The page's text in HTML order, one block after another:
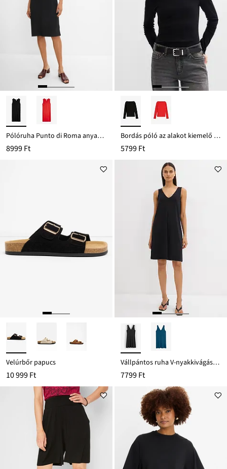
Pólóruha Punto di Roma anyagból
8999 Ft
Bordás póló az alakot kiemelő fazonban
5799 Ft
Velúrbőr papucs
10 999 Ft
Vállpántos ruha V-nyakkivágással
7799 Ft